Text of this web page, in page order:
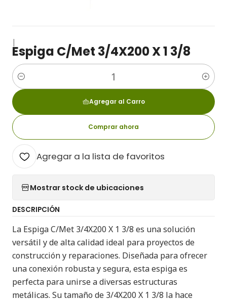
|
Espiga C/Met 3/4X200 X 1 3/8
Cantidad
Agregar al Carro
Comprar ahora
Agregar a la lista de favoritos
Mostrar stock de ubicaciones
DESCRIPCIÓN
La Espiga C/Met 3/4X200 X 1 3/8 es una solución
versátil y de alta calidad ideal para proyectos de
construcción y reparaciones. Diseñada para ofrecer
una conexión robusta y segura, esta espiga es
perfecta para unirse a diversas estructuras
metálicas. Su tamaño de 3/4X200 X 1 3/8 la hace